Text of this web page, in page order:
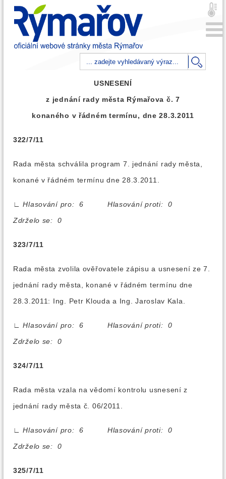
USNESENÍ
z jednání rady města Rýmařova č. 7
konaného v řádném termínu, dne 28.3.2011
322/7/11
Rada města schválila program 7. jednání rady města,
konané v řádném termínu dne 28.3.2011.
∟
Hlasování pro: 6 Hlasování proti: 0
Zdrželo se: 0
323/7/11
Rada města zvolila ověřovatele zápisu a usnesení ze 7.
jednání rady města, konané v řádném termínu dne
28.3.2011: Ing. Petr Klouda a Ing. Jaroslav Kala.
∟
Hlasování pro: 6 Hlasování proti: 0
Zdrželo se: 0
324/7/11
Rada města vzala na vědomí kontrolu usnesení z
jednání rady města č. 06/2011.
∟
Hlasování pro: 6 Hlasování proti: 0
Zdrželo se: 0
325/7/11